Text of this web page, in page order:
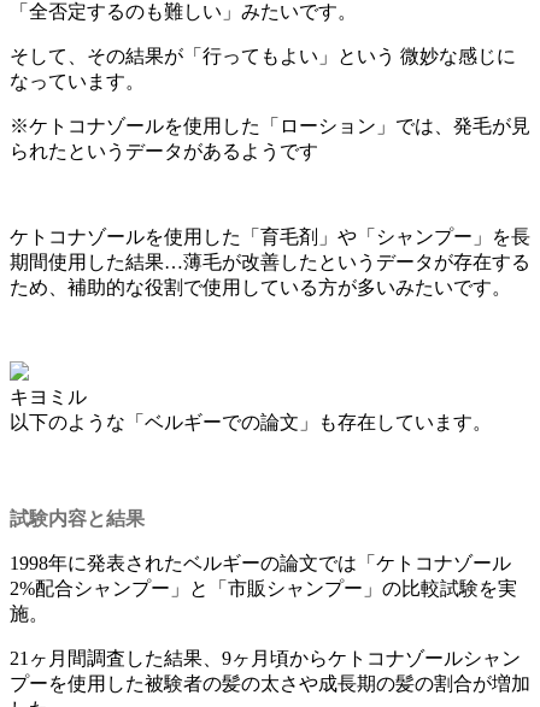
「全否定するのも難しい」みたいです。
そして、その結果が「行ってもよい」という 微妙な感じに
なっています。
※ケトコナゾールを使用した「ローション」では、発毛が見
られたというデータがあるようです
ケトコナゾールを使用した「育毛剤」や「シャンプー」を長
期間使用した結果…薄毛が改善したというデータが存在する
ため、補助的な役割で使用している方が多いみたいです。
キヨミル
以下のような「ベルギーでの論文」も存在しています。
試験内容と結果
1998年に発表されたベルギーの論文では「ケトコナゾール
2%配合シャンプー」と「市販シャンプー」の比較試験を実
施。
21ヶ月間調査した結果、 9ヶ月頃からケトコナゾールシャン
プーを使用した被験者の髪の太さや成長期の髪の割合が増加